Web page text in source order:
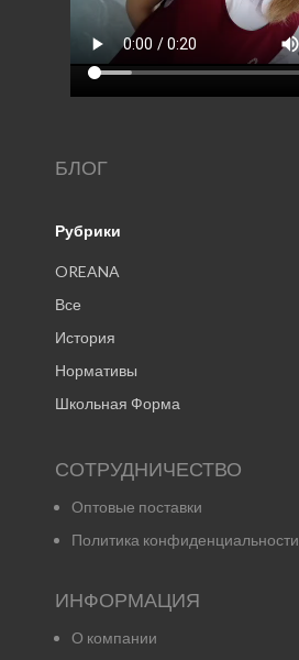
БЛОГ
Рубрики
OREANA
Все
История
Нормативы
Школьная Форма
СОТРУДНИЧЕСТВО
Оптовые поставки
Политика конфиденциальности
ИНФОРМАЦИЯ
О компании